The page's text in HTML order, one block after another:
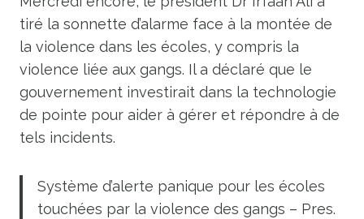
tiré la sonnette d’alarme face à la montée de
la violence dans les écoles, y compris la
violence liée aux gangs. Il a déclaré que le
gouvernement investirait dans la technologie
de pointe pour aider à gérer et répondre à de
tels incidents.
Système d’alerte panique pour les écoles
touchées par la violence des gangs – Pres.